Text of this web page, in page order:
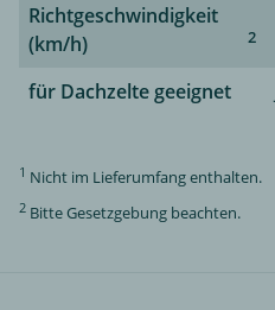
Richtgeschwindigkeit
(km/h)
2
für Dachzelte geeignet
1 Nicht im Lieferumfang enthalten.
2 Bitte Gesetzgebung beachten.